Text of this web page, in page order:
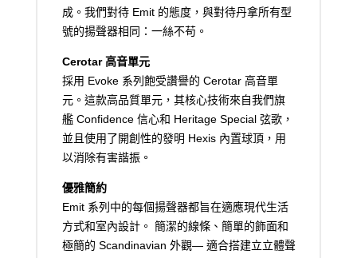
成。我們對待 Emit 的態度，與對待丹拿所有型
號的揚聲器相同：一絲不苟。
Cerotar 高音單元
採用 Evoke 系列飽受讚譽的 Cerotar 高音單
元。這款高品質單元，其核心技術來自我們旗
艦 Confidence 信心和 Heritage Special 弦歌，
並且使用了開創性的發明 Hexis 內置球頂，用
以消除有害諧振。
優雅簡約
Emit 系列中的每個揚聲器都旨在適應現代生活
方式和室內設計。 簡潔的線條、簡單的飾面和
極簡的 Scandinavian 外觀— 適合搭建立立體聲